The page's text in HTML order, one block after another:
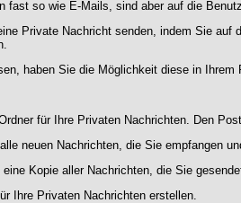
fast so wie E-Mails, sind aber auf die
Private Nachricht senden, indem Sie auf
haben Sie die Möglichkeit diese in Ihrem
für Ihre Privaten Nachrichten. Den
neuen Nachrichten, die Sie empfangen
Kopie aller Nachrichten, die Sie
Ihre Privaten Nachrichten erstellen.